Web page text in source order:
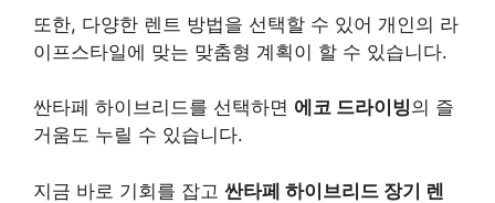
또한, 다양한 렌트 방법을 선택할 수 있어 개인의 라
이프스타일에 맞는 맞춤형 계획이 할 수 있습니다.
싼타페 하이브리드를 선택하면 에코 드라이빙의 즐
거움도 누릴 수 있습니다.
지금 바로 기회를 잡고 싼타페 하이브리드 장기 렌